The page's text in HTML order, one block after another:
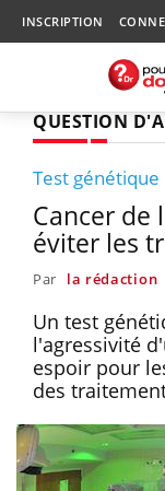
INSCRIPTION
QUESTION
Test génétique
Cancer de
éviter les
Par la rédaction
Un test
l'agressivité
espoir pour
des